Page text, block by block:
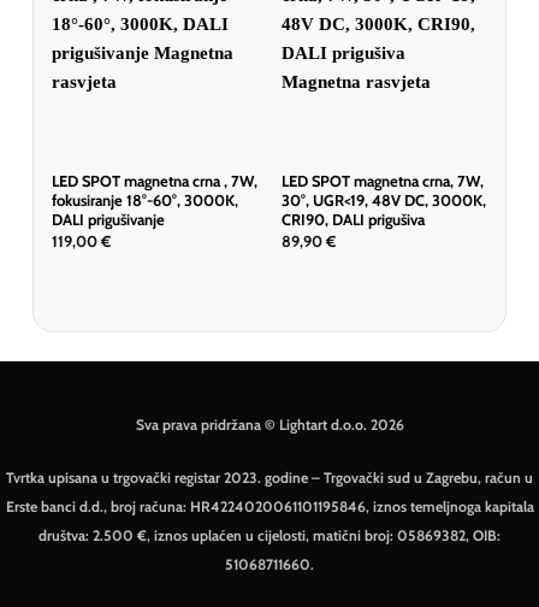
LED SPOT magnetna crna , 7W,
fokusiranje 18°-60°, 3000K,
DALI prigušivanje
119,00 €
LED SPOT magnetna crna, 7W,
30°, UGR<19, 48V DC, 3000K,
CRI90, DALI prigušiva
89,90 €
Sva prava pridržana © Lightart d.o.o. 2026
Tvrtka upisana u trgovački registar 2023. godine – Trgovački sud u Zagrebu, račun u
Erste banci d.d., broj računa: HR4224020061101195846, iznos temeljnoga kapitala
društva: 2.500 €, iznos uplaćen u cijelosti, matični broj: 05869382, OIB:
51068711660.